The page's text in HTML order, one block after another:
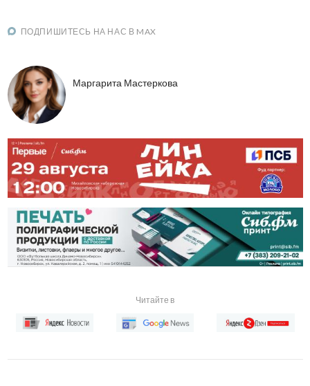
ПОДПИШИТЕСЬ НА НАС В MAX
Маргарита Мастеркова
Читайте в